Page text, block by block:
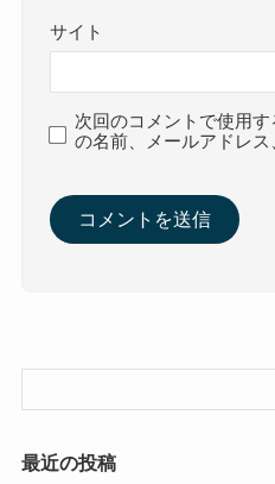
サイト
次回のコメントで使用
の名前、メールアドレス
最近の投稿